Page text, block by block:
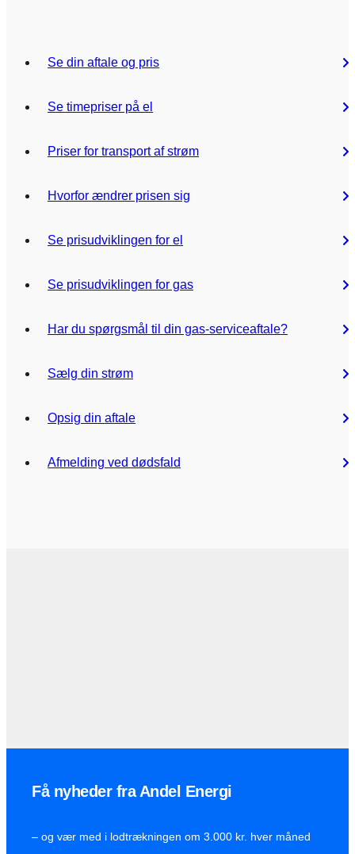
Se din aftale og pris
Se timepriser på el
Priser for transport af strøm
Hvorfor ændrer prisen sig
Se prisudviklingen for el
Se prisudviklingen for gas
Har du spørgsmål til din gas-serviceaftale?
Sælg din strøm
Opsig din aftale
Afmelding ved dødsfald
Få nyheder fra Andel Energi
– og vær med i lodtrækningen om 3.000 kr. hver måned